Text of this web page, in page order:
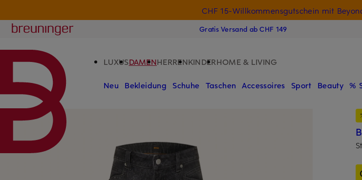
CHF 15-Willkommensgutschein mit
Breuninger
Gratis Versand ab CHF 149
LUXUSDAMENHERRENKINDERHOME & LIVING
Neu Bekleidung Schuhe Taschen Accessoires Sport Beauty %